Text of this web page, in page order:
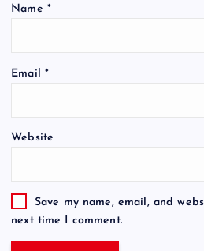
Name *
Email *
Website
Save my name, email, and
next time I comment.